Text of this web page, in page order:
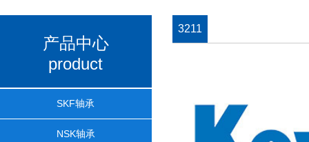
产品中心
product
SKF轴承
NSK轴承
3211